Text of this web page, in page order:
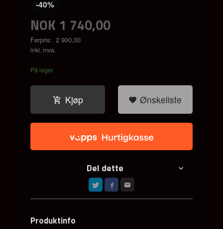
NOK 1 740,00
Førpris: 2 900,00
Rabatt
-40%
inkl. mva.
På lager
Kjøp Ønskeliste
Del dette
Produktinfo